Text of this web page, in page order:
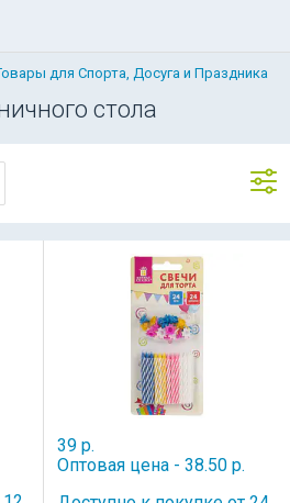
для Спорта, Досуга и Праздника
стола
39 р.
Оптовая цена - 38.50 р.